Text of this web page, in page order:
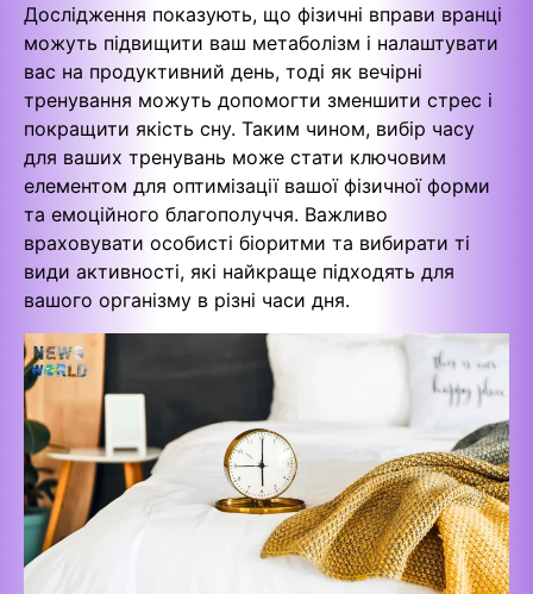
Дослідження показують, що фізичні вправи вранці
можуть підвищити ваш метаболізм і налаштувати
вас на продуктивний день, тоді як вечірні
тренування можуть допомогти зменшити стрес і
покращити якість сну. Таким чином, вибір часу
для ваших тренувань може стати ключовим
елементом для оптимізації вашої фізичної форми
та емоційного благополуччя. Важливо
враховувати особисті біоритми та вибирати ті
види активності, які найкраще підходять для
вашого організму в різні часи дня.